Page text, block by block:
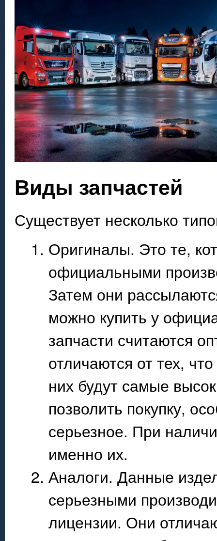
Виды запчастей
Существует несколько
Оригиналы. Это те,
официальными
Затем они
можно купить у
запчасти считаются
отличаются от тех,
них будут самые
позволить покупку,
серьезное. При
именно их.
Аналоги. Данные
серьезными
лицензии. Они